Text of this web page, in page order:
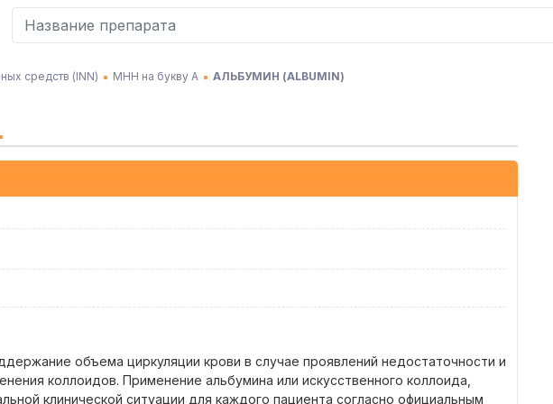
средств (INN) МНН на букву А АЛЬБУМИН (ALBUMIN)
объема циркуляции крови в случае проявлений недостаточности и
коллоидов. Применение альбумина или искусственного коллоида,
клинической ситуации для каждого пациента согласно официальным